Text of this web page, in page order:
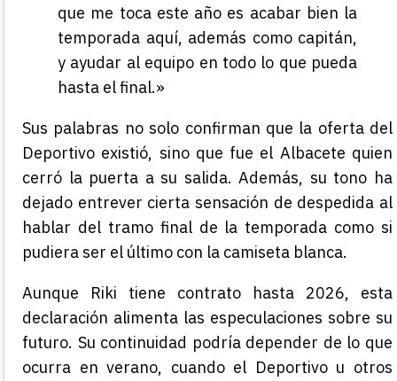
que me toca este año es acabar bien la
temporada aquí, además como capitán,
y ayudar al equipo en todo lo que pueda
hasta el final.»
Sus palabras no solo confirman que la oferta del
Deportivo existió, sino que fue el Albacete quien
cerró la puerta a su salida. Además, su tono ha
dejado entrever cierta sensación de despedida al
hablar del tramo final de la temporada como si
pudiera ser el último con la camiseta blanca.
Aunque Riki tiene contrato hasta 2026, esta
declaración alimenta las especulaciones sobre su
futuro. Su continuidad podría depender de lo que
ocurra en verano, cuando el Deportivo u otros